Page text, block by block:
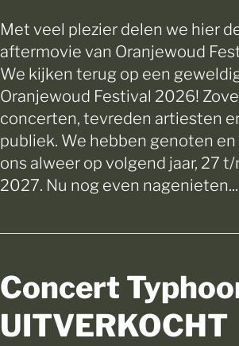
Met veel plezier delen we hier
aftermovie van Oranjewoud
We kijken terug op een
Oranjewoud Festival 2026!
concerten, tevreden artiesten
publiek. We hebben genoten
ons alweer op volgend jaar, 27
2027. Nu nog even nagenieten...
Concert
UITVERKOCHT